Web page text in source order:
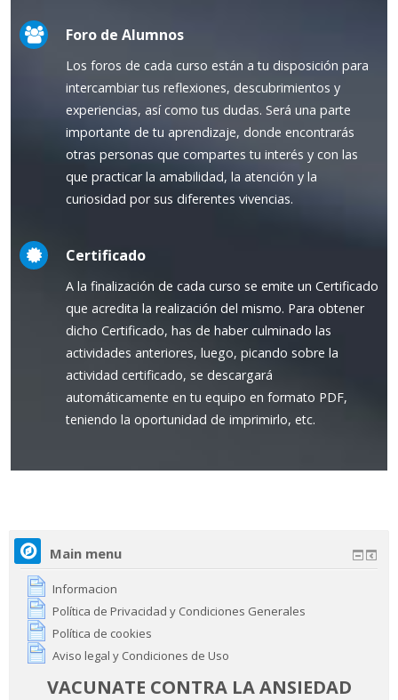
Foro de Alumnos
Los foros de cada curso están a tu disposición para
intercambiar tus reflexiones, descubrimientos y
experiencias, así como tus dudas. Será una parte
importante de tu aprendizaje, donde encontrarás
otras personas que compartes tu interés y con las
que practicar la amabilidad, la atención y la
curiosidad por sus diferentes vivencias.
Certificado
A la finalización de cada curso se emite un Certificado
que acredita la realización del mismo. Para obtener
dicho Certificado, has de haber culminado las
actividades anteriores, luego, picando sobre la
actividad certificado, se descargará
automáticamente en tu equipo en formato PDF,
teniendo la oportunidad de imprimirlo, etc.
Main menu
Informacion
Política de Privacidad y Condiciones Generales
Política de cookies
Aviso legal y Condiciones de Uso
VACUNATE CONTRA LA ANSIEDAD